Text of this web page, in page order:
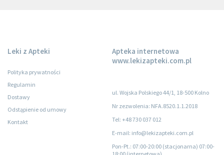
Leki z Apteki
Polityka prywatności
Regulamin
Dostawy
Odstąpienie od umowy
Kontakt
Apteka internetowa
www.lekizapteki.com.pl
ul. Wojska Polskiego 44/1, 18-500 Kolno
Nr zezwolenia: NFA.8520.1.1.2018
Tel: +48 730 037 012
E-mail: info@lekizapteki.com.pl
Pon-Pt.: 07:00-20:00 (stacjonarna) 07:00-